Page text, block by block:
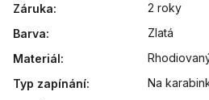
Záruka:
2 roky
Barva:
Zlatá
Materiál:
Typ zapínání:
Na